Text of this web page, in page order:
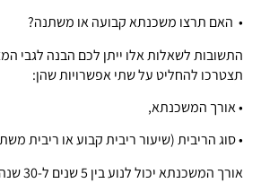
• האם תרצו משכנתא קבועה או משתנה?
התשובות לשאלות אלו ייתן לכם הבנה לגבי
תצטרכו להחליט על שתי אפשרויות שהן:
• אורך המשכנתא,
• סוג הריבית (שיעור ריבית קבוע או ריבית
אורך המשכנתא יכול לנוע בין 5 שנים ל-30 שנה.